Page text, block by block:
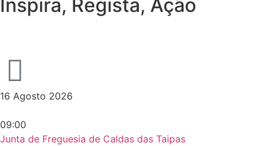
Inspira, Regista, Ação
16 Agosto 2026
09:00
Junta de Freguesia de Caldas das Taipas